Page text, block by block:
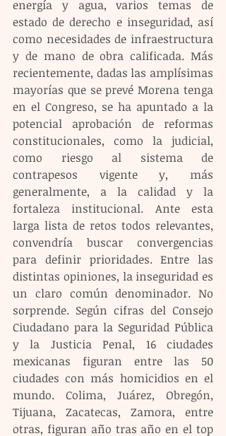
energía y agua, varios temas de
estado de derecho e inseguridad, así
como necesidades de infraestructura
y de mano de obra calificada. Más
recientemente, dadas las amplísimas
mayorías que se prevé Morena tenga
en el Congreso, se ha apuntado a la
potencial aprobación de reformas
constitucionales, como la judicial,
como riesgo al sistema de
contrapesos vigente y, más
generalmente, a la calidad y la
fortaleza institucional. Ante esta
larga lista de retos todos relevantes,
convendría buscar convergencias
para definir prioridades. Entre las
distintas opiniones, la inseguridad es
un claro común denominador. No
sorprende. Según cifras del Consejo
Ciudadano para la Seguridad Pública
y la Justicia Penal, 16 ciudades
mexicanas figuran entre las 50
ciudades con más homicidios en el
mundo. Colima, Juárez, Obregón,
Tijuana, Zacatecas, Zamora, entre
otras, figuran año tras año en el top